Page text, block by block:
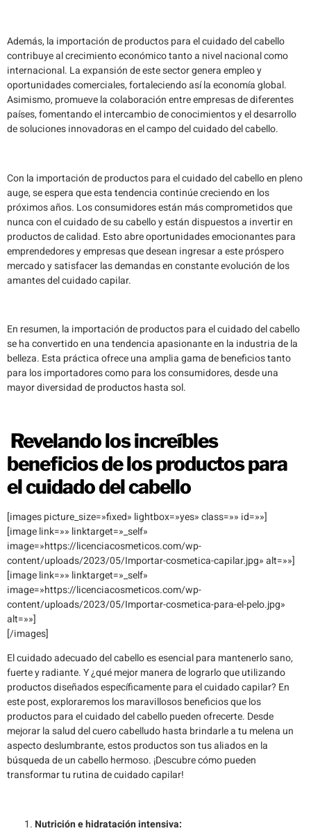
Además, la importación de productos para el cuidado del cabello
contribuye al crecimiento económico tanto a nivel nacional como
internacional. La expansión de este sector genera empleo y
oportunidades comerciales, fortaleciendo así la economía global.
Asimismo, promueve la colaboración entre empresas de diferentes
países, fomentando el intercambio de conocimientos y el desarrollo
de soluciones innovadoras en el campo del cuidado del cabello.
Con la importación de productos para el cuidado del cabello en pleno
auge, se espera que esta tendencia continúe creciendo en los
próximos años. Los consumidores están más comprometidos que
nunca con el cuidado de su cabello y están dispuestos a invertir en
productos de calidad. Esto abre oportunidades emocionantes para
emprendedores y empresas que desean ingresar a este próspero
mercado y satisfacer las demandas en constante evolución de los
amantes del cuidado capilar.
En resumen, la importación de productos para el cuidado del cabello
se ha convertido en una tendencia apasionante en la industria de la
belleza. Esta práctica ofrece una amplia gama de beneficios tanto
para los importadores como para los consumidores, desde una
mayor diversidad de productos hasta sol.
Revelando los increíbles
beneficios de los productos para
el cuidado del cabello
[images picture_size=»fixed» lightbox=»yes» class=»» id=»»]
[image link=»» linktarget=»_self»
image=»https://licenciacosmeticos.com/wp-
content/uploads/2023/05/Importar-cosmetica-capilar.jpg» alt=»»]
[image link=»» linktarget=»_self»
image=»https://licenciacosmeticos.com/wp-
content/uploads/2023/05/Importar-cosmetica-para-el-pelo.jpg»
alt=»»]
[/images]
El cuidado adecuado del cabello es esencial para mantenerlo sano,
fuerte y radiante. Y ¿qué mejor manera de lograrlo que utilizando
productos diseñados específicamente para el cuidado capilar? En
este post, exploraremos los maravillosos beneficios que los
productos para el cuidado del cabello pueden ofrecerte. Desde
mejorar la salud del cuero cabelludo hasta brindarle a tu melena un
aspecto deslumbrante, estos productos son tus aliados en la
búsqueda de un cabello hermoso. ¡Descubre cómo pueden
transformar tu rutina de cuidado capilar!
Nutrición e hidratación intensiva: